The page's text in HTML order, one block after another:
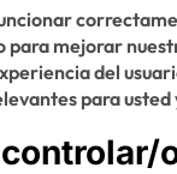
para mejorar
del
para usted